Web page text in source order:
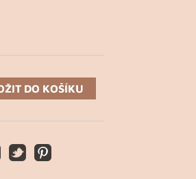
DO KOŠÍKU